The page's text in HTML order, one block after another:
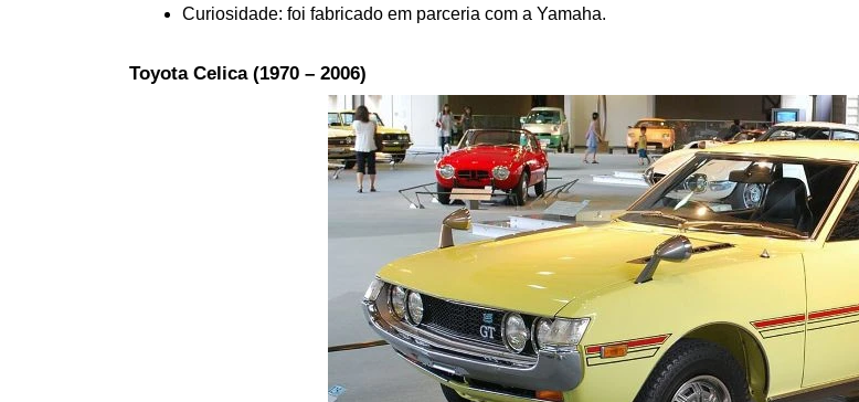
Curiosidade: foi fabricado em parceria com a Yamaha.
Toyota Celica (1970 – 2006)